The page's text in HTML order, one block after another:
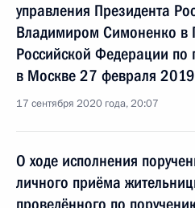
управления Президента
Владимиром Симоненко в
Российской Федерации по
в Москве 27 февраля
17 сентября 2020 года, 20:07
О ходе исполнения
личного приёма
проведённого по